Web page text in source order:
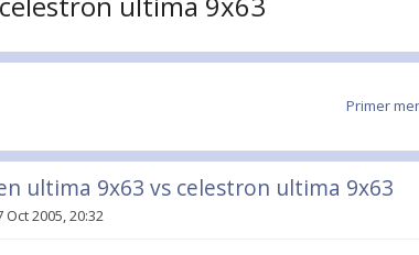
Primer
ultima 9x63 vs celestron ultima 9x63
Oct 2005, 20:32